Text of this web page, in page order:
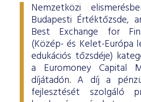
Nemzetközi
Budapesti Értéktőzsde,
Best Exchange for
(Közép- és Kelet-Európa
edukációs tőzsdéje)
a Euromoney Capital
díjátadón. A díj a
fejlesztését szolgáló